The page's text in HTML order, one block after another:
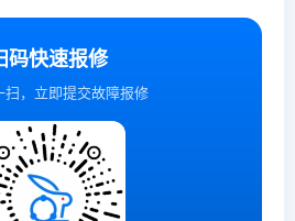
码快速报修
扫，立即提交故障报修